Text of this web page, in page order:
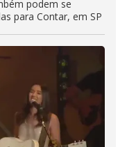
podem se
para Contar, em SP